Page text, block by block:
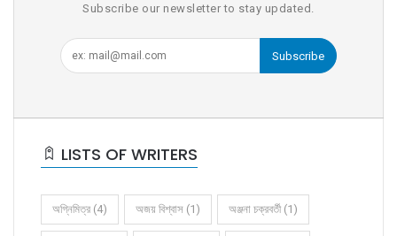
Subscribe our newsletter to stay updated.
Subscribe
LISTS OF WRITERS
অগ্নিমিত্র (4) অজয় বিশ্বাস (1) অঞ্জনা চক্রবর্তী (1)